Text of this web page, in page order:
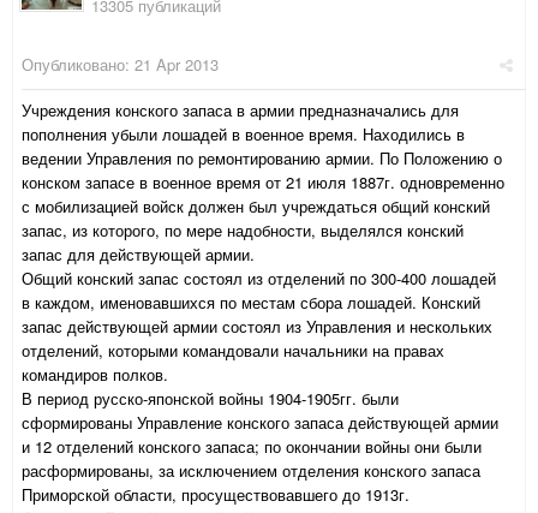
13305 публикаций
Опубликовано: 21 Apr 2013
Учреждения конского запаса в армии предназначались для
пополнения убыли лошадей в военное время. Находились в
ведении Управления по ремонтированию армии. По Положению о
конском запасе в военное время от 21 июля 1887г. одновременно
с мобилизацией войск должен был учреждаться общий конский
запас, из которого, по мере надобности, выделялся конский
запас для действующей армии.
Общий конский запас состоял из отделений по 300-400 лошадей
в каждом, именовавшихся по местам сбора лошадей. Конский
запас действующей армии состоял из Управления и нескольких
отделений, которыми командовали начальники на правах
командиров полков.
В период русско-японской войны 1904-1905гг. были
сформированы Управление конского запаса действующей армии
и 12 отделений конского запаса; по окончании войны они были
расформированы, за исключением отделения конского запаса
Приморской области, просуществовавшего до 1913г.